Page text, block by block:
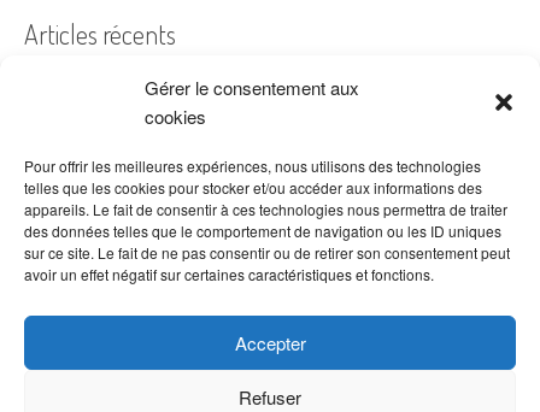
Gérer le consentement aux
cookies
Pour offrir les meilleures expériences, nous utilisons des technologies
telles que les cookies pour stocker et/ou accéder aux informations des
appareils. Le fait de consentir à ces technologies nous permettra de traiter
des données telles que le comportement de navigation ou les ID uniques
sur ce site. Le fait de ne pas consentir ou de retirer son consentement peut
avoir un effet négatif sur certaines caractéristiques et fonctions.
Accepter
Refuser
Articles récents
A quelles dates de l’année offre-t-on des fleurs ?
Les fleurs préférées des Français
Combien de fois arroser un cactus ?
Quelles fleurs offrir pour la fête des mères ?
Idées de décoration avec fleurs séchées